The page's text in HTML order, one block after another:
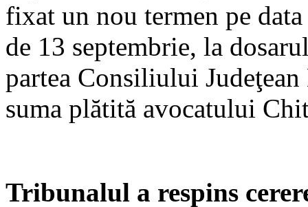
fixat un nou termen pe
de 13 septembrie, la
partea Consiliului
suma plătită avocatului
Tribunalul a respins